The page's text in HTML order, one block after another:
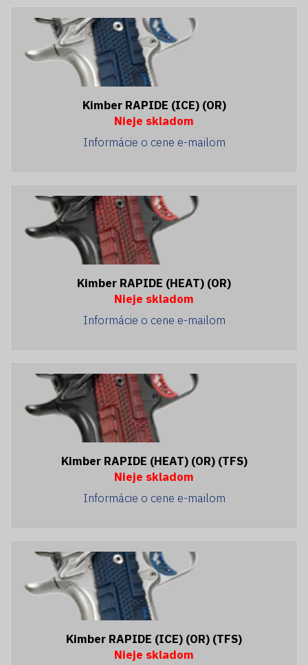
Kimber RAPIDE (ICE) (OR)
Nieje skladom
Informácie o cene e-mailom
Kimber RAPIDE (HEAT) (OR)
Nieje skladom
Informácie o cene e-mailom
Kimber RAPIDE (HEAT) (OR) (TFS)
Nieje skladom
Informácie o cene e-mailom
Kimber RAPIDE (ICE) (OR) (TFS)
Nieje skladom